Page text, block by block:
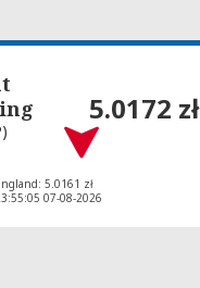
5.0172 zł
5.0161 zł
07-08-2026